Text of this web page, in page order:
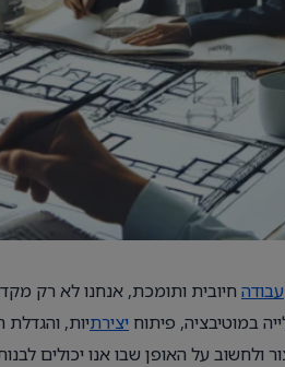
עבודה חיובית ותומכת, אנחנו לא רק
במוטיבציה, פיתוח יצירתיות,
ולחשוב על האופן שבו אנו יכולים